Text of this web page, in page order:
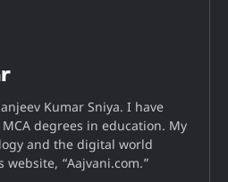
Kumar Sniya. I have
degrees in education. My
and the digital world
“Aajvani.com.”